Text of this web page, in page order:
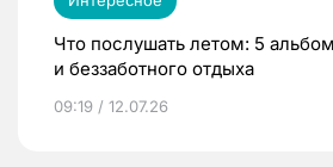
Что послушать летом: 5
и беззаботного отдыха
09:19 / 12.07.26